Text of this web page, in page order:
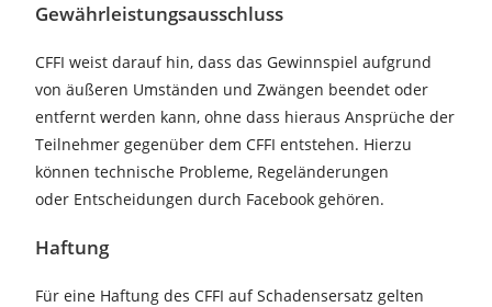
Gewährleistungsausschluss
CFFI weist darauf hin, dass das Gewinnspiel aufgrund
von äußeren Umständen und Zwängen beendet oder
entfernt werden kann, ohne dass hieraus Ansprüche der
Teilnehmer gegenüber dem CFFI entstehen. Hierzu
können technische Probleme, Regeländerungen
oder Entscheidungen durch Facebook gehören.
Haftung
Für eine Haftung des CFFI auf Schadensersatz gelten